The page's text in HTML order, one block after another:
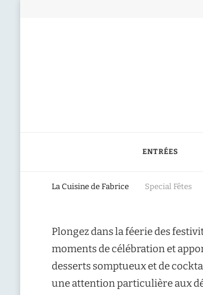
ENTRÉES
La Cuisine de Fabrice Special Fêtes
Plongez dans la féerie des
moments de célébration et
desserts somptueux et de
une attention particulière aux